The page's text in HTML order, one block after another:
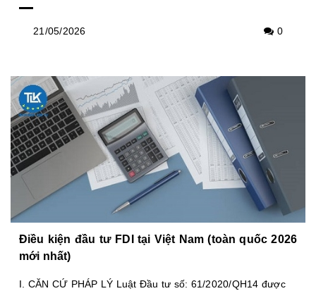
21/05/2026 0
Điều kiện đầu tư FDI tại Việt Nam (toàn quốc 2026
mới nhất)
I. CĂN CỨ PHÁP LÝ Luật Đầu tư số: 61/2020/QH14 được